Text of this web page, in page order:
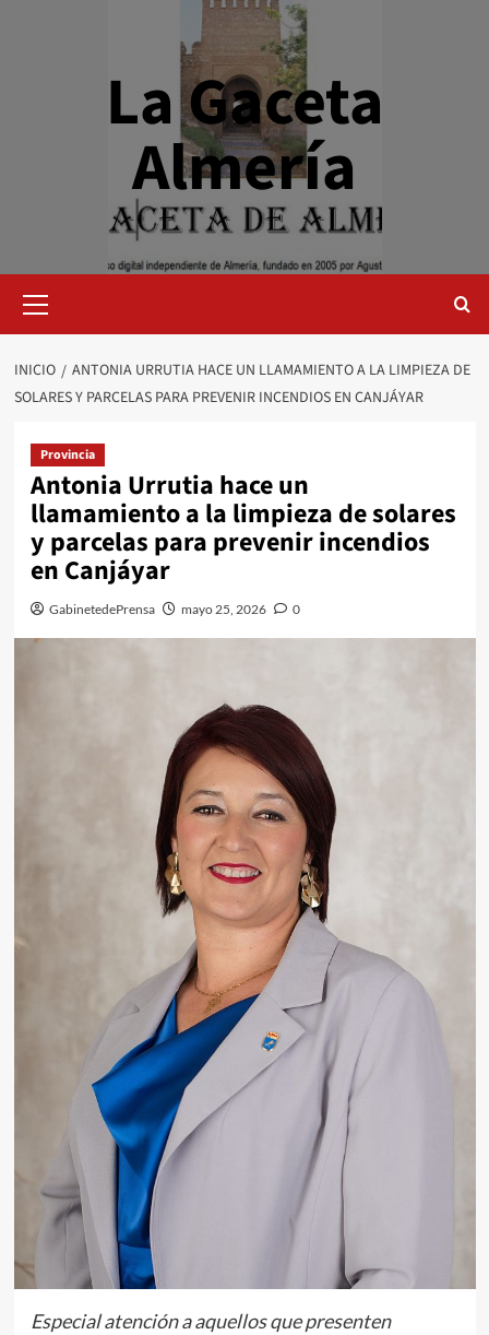
La Gaceta
Almería
primario
INICIO
ANTONIA URRUTIA HACE UN LLAMAMIENTO A LA LIMPIEZA DE
SOLARES Y PARCELAS PARA PREVENIR INCENDIOS EN CANJÁYAR
Provincia
Antonia Urrutia hace un
llamamiento a la limpieza de solares
y parcelas para prevenir incendios
en Canjáyar
GabinetedePrensa mayo 25, 2026 0
Especial atención a aquellos que presenten